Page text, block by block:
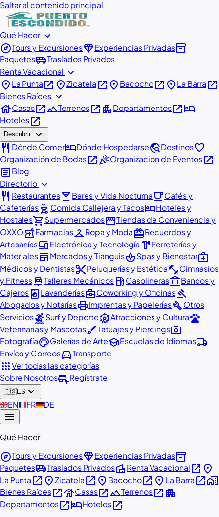
Saltar al contenido principal
Qué Hacer expand_more
exploreTours y ExcursionesdiamondExperiencias Privadasinventory_2
Paquetesairport_shuttleTraslados Privados
Renta Vacacional expand_more
place La Puntaopen_in_new placeZicatelaopen_in_new place Bacochoopen_in_new place La Barraopen_in_new
Bienes Raíces expand_more
houseCasasopen_in_newlandscapeTerrenosopen_in_new apartmentDepartamentosopen_in_newhotel
Hotelesopen_in_new
Descubrir expand_more
restaurant Dónde ComerhotelDónde Hospedarsetravel_exploreDestinosfavorite
Organización de Bodasopen_in_newcelebrationOrganización de Eventosopen_in_new
articleBlog
Directorio expand_more
restaurant Restauranteslocal_barBares y Vida Nocturna local_cafeCafés y
Cafeteríasoutdoor_grill Comida Callejera y TacoshotelHoteles y
Hostalesshopping_cartSupermercadosstorefrontTiendas de Conveniencia y
OXXOlocal_pharmacyFarmaciascheckroomRopa y ModaredeemRecuerdos y
ArtesaníasdevicesElectrónica y Tecnología hardware Ferreterías y
MaterialesstoreMercados y TianguisspaSpas y Bienestarmedical_services
Médicos y Dentistascontent_cutPeluquerías y Estéticafitness_centerGimnasios
y Fitnesscar_repairTalleres Mecánicoslocal_gas_stationGasolinerasaccount_balanceBancos y
Cajeroslocal_laundry_service Lavanderíasbusiness_centerCoworking y Oficinasgavel
Abogados y NotaríasprintImprentas y PapeleríasbuildOtros
ServiciossurfingSurf y DeporteattractionsAtracciones y Culturapets
Veterinarias y MascotasbrushTatuajes y Piercingsphoto_camera
FotografíapaletteGalerías de ArteschoolEscuelas de Idiomaslocal_shipping
Envíos y Correosdirections_carTransporte
appsVer todas las categorías
Sobre Nosotrosadd_businessRegístrate
🇪🇸ES expand_more
🇬🇧EN🇫🇷FR🇩🇪DE
menu
Qué Hacer
exploreTours y ExcursionesdiamondExperiencias Privadasinventory_2
Paquetesairport_shuttleTraslados PrivadosvillaRenta Vacacionalopen_in_new place
La Puntaopen_in_new placeZicatelaopen_in_new place Bacochoopen_in_new place La Barraopen_in_newhome_work
Bienes Raícesopen_in_newhouseCasasopen_in_newlandscapeTerrenosopen_in_new apartment
Departamentosopen_in_newhotelHotelesopen_in_new